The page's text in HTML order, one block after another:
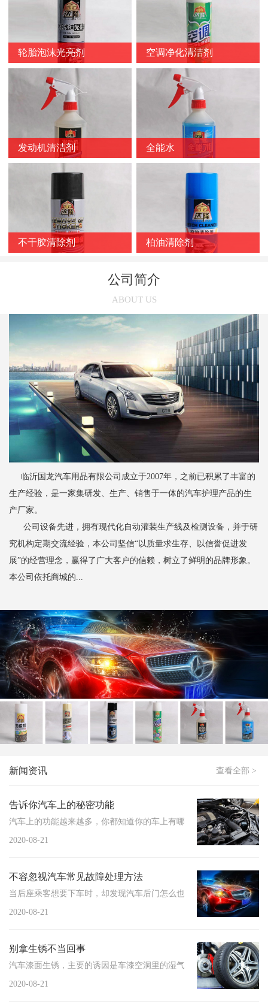
轮胎泡沫光亮剂 空调净化清洁剂
发动机清洁剂 全能水
不干胶清除剂 柏油清除剂
公司简介
ABOUT US
临沂国龙汽车用品有限公司成立于2007年，之前已积累了丰富的
生产经验，是一家集研发、生产、销售于一体的汽车护理产品的生
产厂家。
公司设备先进，拥有现代化自动灌装生产线及检测设备，并于研
究机构定期交流经验，本公司坚信“以质量求生存、以信誉促进发
展”的经营理念，赢得了广大客户的信赖，树立了鲜明的品牌形象。
本公司依托商城的...
新闻资讯 查看全部 >
告诉你汽车上的秘密功能
汽车上的功能越来越多，你都知道你的车上有哪些功能并能正确的使
2020-08-21
不容忽视汽车常见故障处理方法
当后座乘客想要下车时，却发现汽车后门怎么也打不开，结果从门外
2020-08-21
别拿生锈不当回事
汽车漆面生锈，主要的诱因是车漆空洞里的湿气。大多数情况下汽车
2020-08-21